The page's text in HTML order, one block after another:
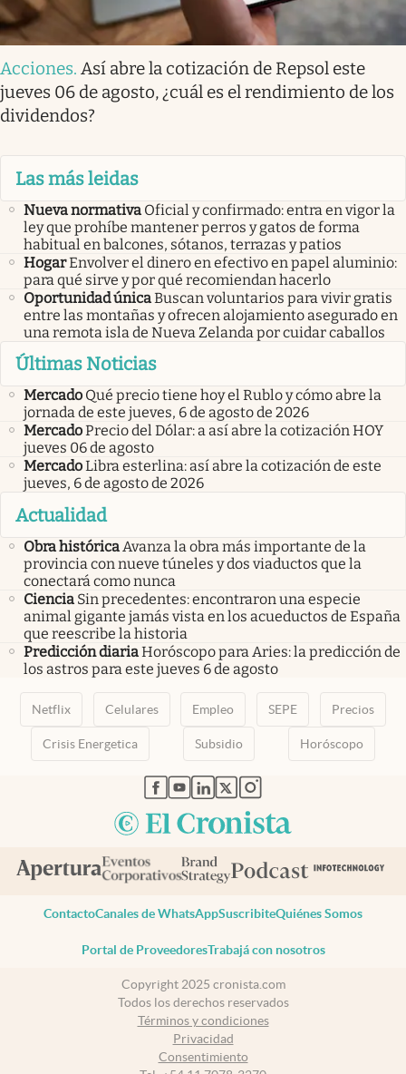
Acciones. Así abre la cotización de Repsol este
jueves 06 de agosto, ¿cuál es el rendimiento de los
dividendos?
Las más leidas
Nueva normativa Oficial y confirmado: entra en vigor la
ley que prohíbe mantener perros y gatos de forma
habitual en balcones, sótanos, terrazas y patios
HogarEnvolver el dinero en efectivo en papel aluminio:
para qué sirve y por qué recomiendan hacerlo
Oportunidad únicaBuscan voluntarios para vivir gratis
entre las montañas y ofrecen alojamiento asegurado en
una remota isla de Nueva Zelanda por cuidar caballos
Últimas Noticias
Mercado Qué precio tiene hoy el Rublo y cómo abre la
jornada de este jueves, 6 de agosto de 2026
MercadoPrecio del Dólar: a así abre la cotización HOY
jueves 06 de agosto
MercadoLibra esterlina: así abre la cotización de este
jueves, 6 de agosto de 2026
Actualidad
Obra históricaAvanza la obra más importante de la
provincia con nueve túneles y dos viaductos que la
conectará como nunca
Ciencia Sin precedentes: encontraron una especie
animal gigante jamás vista en los acueductos de España
que reescribe la historia
Predicción diariaHoróscopo para Aries: la predicción de
los astros para este jueves 6 de agosto
Netflix Celulares Empleo SEPE Precios
Crisis Energetica Subsidio Horóscopo
abre en nueva pestaña
abre en nueva pestaña
abre en nueva pestaña
abre en nueva pestaña
abre en nueva pestaña
ContactoCanales de WhatsAppSuscribiteQuiénes Somos
Portal de ProveedoresTrabajá con nosotros
Copyright 2025 cronista.com
Todos los derechos reservados
Términos y condiciones
Privacidad
Consentimiento